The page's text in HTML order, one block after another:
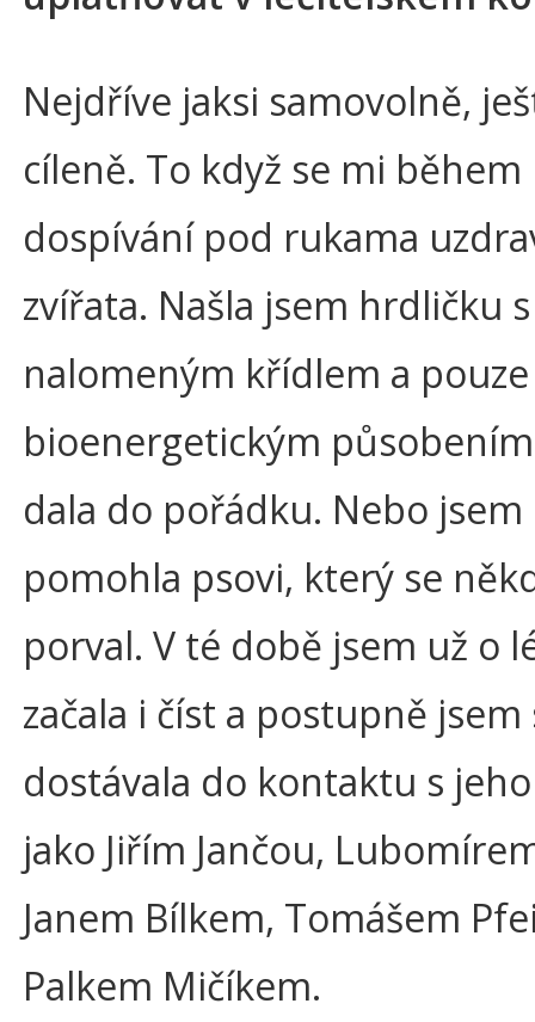
Nejdříve jaksi samovolně,
cíleně. To když se mi během
dospívání pod rukama
zvířata. Našla jsem hrdličku s
nalomeným křídlem a pouze
bioenergetickým
dala do pořádku. Nebo
pomohla psovi, který se
porval. V té době jsem už o
začala i číst a postupně jsem
dostávala do kontaktu s
jako Jiřím Jančou,
Janem Bílkem, Tomášem
Palkem Mičíkem.